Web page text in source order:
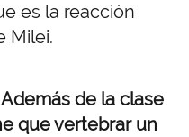
es la reacción
Milei.
de la clase
que vertebrar un